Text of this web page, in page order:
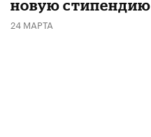
новую стипендию
24 МАРТА